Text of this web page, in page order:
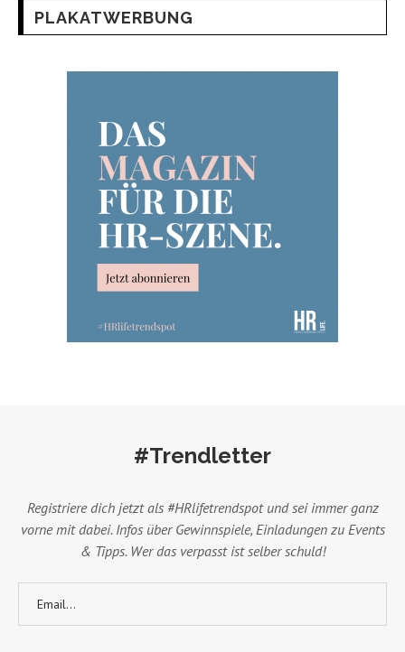
PLAKATWERBUNG
#Trendletter
Registriere dich jetzt als #HRlifetrendspot und sei immer ganz
vorne mit dabei. Infos über Gewinnspiele, Einladungen zu Events
& Tipps. Wer das verpasst ist selber schuld!